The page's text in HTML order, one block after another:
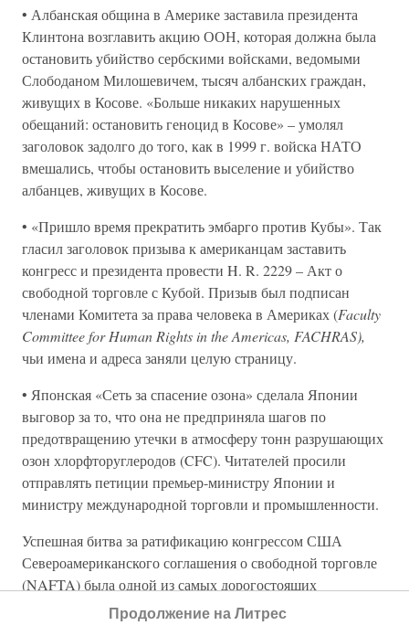
• Албанская община в Америке заставила президента
Клинтона возглавить акцию ООН, которая должна была
остановить убийство сербскими войсками, ведомыми
Слободаном Милошевичем, тысяч албанских граждан,
живущих в Косове. «Больше никаких нарушенных
обещаний: остановить геноцид в Косове» – умолял
заголовок задолго до того, как в 1999 г. войска НАТО
вмешались, чтобы остановить выселение и убийство
албанцев, живущих в Косове.
• «Пришло время прекратить эмбарго против Кубы». Так
гласил заголовок призыва к американцам заставить
конгресс и президента провести H. R. 2229 – Акт о
свободной торговле с Кубой. Призыв был подписан
членами Комитета за права человека в Америках (Faculty
Committee for Human Rights in the Americas, FACHRAS),
чьи имена и адреса заняли целую страницу.
• Японская «Сеть за спасение озона» сделала Японии
выговор за то, что она не предприняла шагов по
предотвращению утечки в атмосферу тонн разрушающих
озон хлорфторуглеродов (CFC). Читателей просили
отправлять петиции премьер-министру Японии и
министру международной торговли и промышленности.
Успешная битва за ратификацию конгрессом США
Североамериканского соглашения о свободной торговле
(NAFTA) была одной из самых дорогостоящих
лоббистских кампаний, которые когда-либо видели в
Продолжение на Литрес